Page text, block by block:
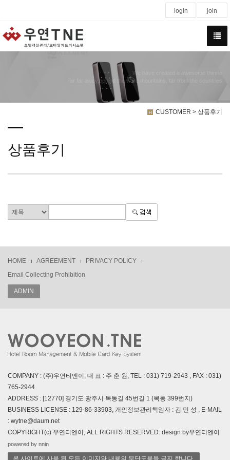
login join
We have created a awesome theme
Far far away,behind the word mountains, far from the countries
CUSTOMER > 상품후기
상품후기
HOME AGREEMENT
PRIVACY POLICY
Email Collecting Prohibition
ADMIN
COMPANY : (주)우연티엔이, 대 표 : 주 춘 원, TEL : 031) 719-2943 , FAX : 031)
765-2944
ADDRESS : [12770] 경기도 광주시 목동길 45번길 1 (목동 399번지)
BUSINESS LICENSE : 129-86-33903, 개인정보관리책임자 : 김 민 성 , E-MAIL
: wytne@daum.net
COPYRIGHT(c) 우연티엔이, ALL RIGHTS RESERVED. design by우연티엔이
powered by nnin